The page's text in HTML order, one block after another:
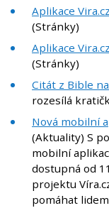
Aplikace
(Stránky)
Aplikace
(Stránky)
Citát z Bible
rozesílá
Nová mobilní
(Aktuality) S
mobilní
dostupná od
projektu
pomáhat